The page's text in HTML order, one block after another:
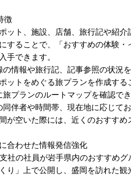
徴
ット、施設、店舗、旅行記や紹
することで、「おすすめの体験
手できます。
の情報や旅行記、記事参照の状
ットをめぐる旅プランを作成する
旅プランのルートマップを確認でき
同伴者や時間帯、現在地に応じて
が空いた際には、近くのおすすめ
合わせた情報発信強化
社の社員が岩手県内のおすすめ
くり」上で公開し、盛岡を訪れた